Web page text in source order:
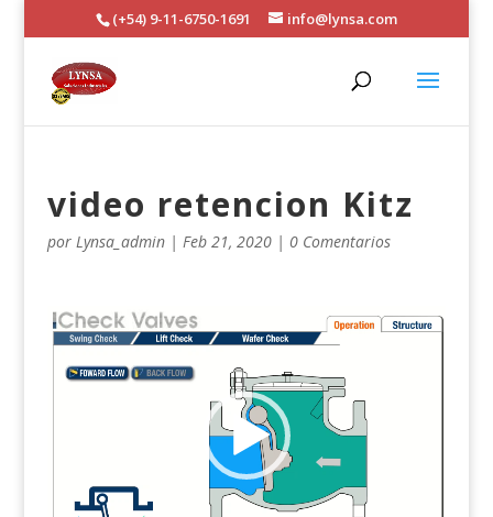
(+54) 9-11-6750-1691 info@lynsa.com
video retencion Kitz
por Lynsa_admin| Feb 21, 2020| 0 Comentarios
Reproductor
de
vídeo